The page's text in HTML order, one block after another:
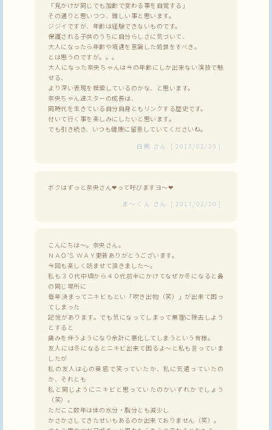
「見かけが同じでも加齢で変わる事を自覚する」
その通りと思いつつ、難しい事と思います。
ジジイですが、年齢は経験できないものです。
保護される子供のうちに自分らしさに気づいて、
大人になったら年齢や境遇を意識した処世をすべき。
とは思うのですが。。。
大人になった奈央ちゃんは今の年齢にしか出来ない演技で魅
せる、
より深い表現を模索しているのかな、と思います。
奈央ちゃん達スターの成長は、
同時代を生きている自分自身ともリンクする歴史です。
付いて行く事を楽しみにしたいと思います。
でも引き続き、いつも健康に留意していてくださいね。
白熊 さん [ 2017/02/20 ]
ボクはずっと奈央さん❤って呼びますヨ～❤
ま～くん さん [ 2017/02/20 ]
こんにちは～。奈央さん。
ＮＡＯ’Ｓ ＷＡＹ更新ありがとうございます。
今回も楽しく読ませて頂きました～。
私も３０代中頃から４０代前半にかけてなぜか冬になると鼻
の同じ場所に
毎年決まってニキビもとい「吹き出物（笑）」が出来て困っ
てしまった
記憶があります。でも気になってしまって無理に除去しよう
とすると
痛みを伴うようになり余計に悪化してしまうという有様。
友人には冬になるとニキビ出来て困るよ～と私も言っていま
したが
私の友人は心の奥底で笑っていたか、私に気遣っていたの
か、それとも
私と同じようにニキビと思っていたのかいずれかでしょう
（笑）。
ただここ数年は体の水分・脂分とも減少し
かさかさしてきたせいもあるのか出来ておりません（笑）。